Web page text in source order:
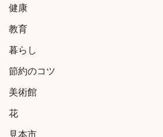
健康
教育
暮らし
節約のコツ
美術館
花